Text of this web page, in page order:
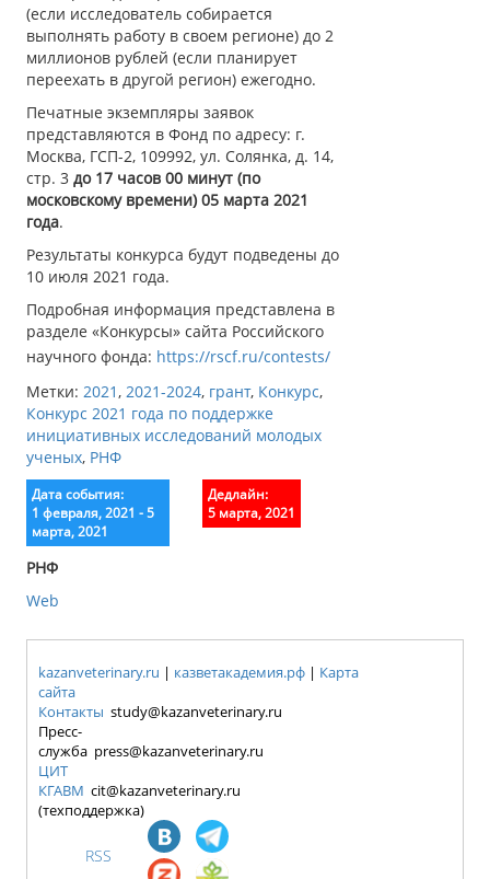
(если исследователь собирается
выполнять работу в своем регионе) до 2
миллионов рублей (если планирует
переехать в другой регион) ежегодно.
Печатные экземпляры заявок
представляются в Фонд по адресу: г.
Москва, ГСП-2, 109992, ул. Солянка, д. 14,
стр. 3 до 17 часов 00 минут (по
московскому времени) 05 марта 2021
года.
Результаты конкурса будут подведены до
10 июля 2021 года.
Подробная информация представлена в
разделе «Конкурсы» сайта Российского
научного фонда: https://rscf.ru/contests/
Метки: 2021, 2021-2024, грант, Конкурс,
Конкурс 2021 года по поддержке
инициативных исследований молодых
ученых, РНФ
Дата события:
1 февраля, 2021 - 5
марта, 2021
Дедлайн:
5 марта, 2021
РНФ
Web
kazanveterinary.ru | казветакадемия.рф | Карта
сайта
Контакты study@kazanveterinary.ru
Пресс-
служба press@kazanveterinary.ru
ЦИТ
КГАВМ cit@kazanveterinary.ru
(техподдержка)
RSS